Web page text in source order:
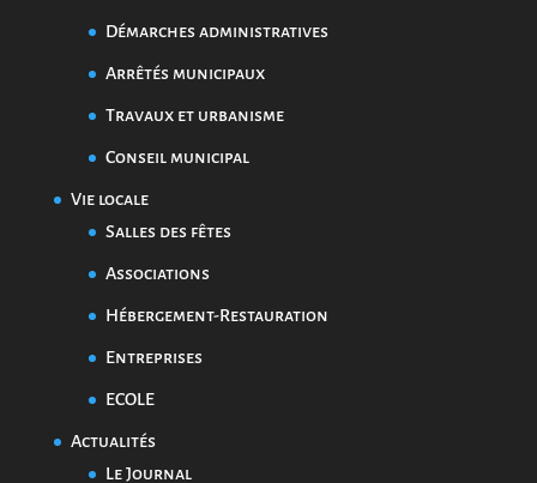
Démarches administratives
Arrêtés municipaux
Travaux et urbanisme
Conseil municipal
Vie locale
Salles des fêtes
Associations
Hébergement-Restauration
Entreprises
ECOLE
Actualités
Le Journal